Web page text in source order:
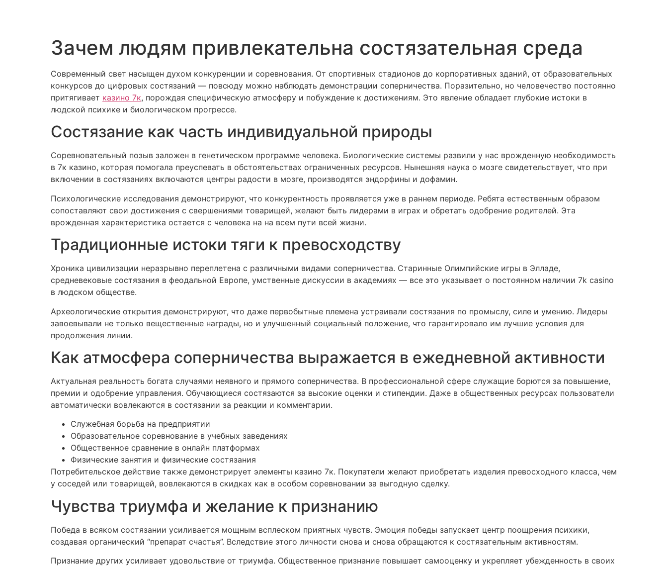
Зачем людям привлекательна состязательная среда
Современный свет насыщен духом конкуренции и соревнования. От спортивных стадионов до корпоративных зданий, от образовательных
конкурсов до цифровых состязаний — повсюду можно наблюдать демонстрации соперничества. Поразительно, но человечество постоянно
притягивает казино 7к, порождая специфическую атмосферу и побуждение к достижениям. Это явление обладает глубокие истоки в
людской психике и биологическом прогрессе.
Состязание как часть индивидуальной природы
Соревновательный позыв заложен в генетическом программе человека. Биологические системы развили у нас врожденную необходимость
в 7к казино, которая помогала преуспевать в обстоятельствах ограниченных ресурсов. Нынешняя наука о мозге свидетельствует, что при
включении в состязаниях включаются центры радости в мозге, производятся эндорфины и дофамин.
Психологические исследования демонстрируют, что конкурентность проявляется уже в раннем периоде. Ребята естественным образом
сопоставляют свои достижения с свершениями товарищей, желают быть лидерами в играх и обретать одобрение родителей. Эта
врожденная характеристика остается с человека на на всем пути всей жизни.
Традиционные истоки тяги к превосходству
Хроника цивилизации неразрывно переплетена с различными видами соперничества. Старинные Олимпийские игры в Элладе,
средневековые состязания в феодальной Европе, умственные дискуссии в академиях — все это указывает о постоянном наличии 7k casino
в людском обществе.
Археологические открытия демонстрируют, что даже первобытные племена устраивали состязания по промыслу, силе и умению. Лидеры
завоевывали не только вещественные награды, но и улучшенный социальный положение, что гарантировало им лучшие условия для
продолжения линии.
Как атмосфера соперничества выражается в ежедневной активности
Актуальная реальность богата случаями неявного и прямого соперничества. В профессиональной сфере служащие борются за повышение,
премии и одобрение управления. Обучающиеся состязаются за высокие оценки и стипендии. Даже в общественных ресурсах пользователи
автоматически вовлекаются в состязании за реакции и комментарии.
Служебная борьба на предприятии
Образовательное соревнование в учебных заведениях
Общественное сравнение в онлайн платформах
Физические занятия и физические состязания
Потребительское действие также демонстрирует элементы казино 7к. Покупатели желают приобретать изделия превосходного класса, чем
у соседей или товарищей, вовлекаются в скидках как в особом соревновании за выгодную сделку.
Чувства триумфа и желание к признанию
Победа в всяком состязании усиливается мощным всплеском приятных чувств. Эмоция победы запускает центр поощрения психики,
создавая органический “препарат счастья”. Вследствие этого личности снова и снова обращаются к состязательным активностям.
Признание других усиливает удовольствие от триумфа. Общественное признание повышает самооценку и укрепляет убежденность в своих